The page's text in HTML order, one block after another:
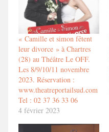
« Camille et simon fêtent
leur divorce » à Chartres
(28) au Théâtre Le OFF.
Les 8/9/10/11 novembre
2023. Réservation :
www.theatreportailsud.com
Tel : 02 37 36 33 06
4 février 2023